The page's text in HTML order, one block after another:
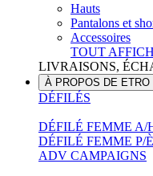
Hauts
Pantalons et
Accessoires
TOUT
LIVRAISONS,
À PROPOS DE ETRO
DÉFILÉS
DÉFILÉ FEMME A/
DÉFILÉ FEMME P/
ADV CAMPAIGNS